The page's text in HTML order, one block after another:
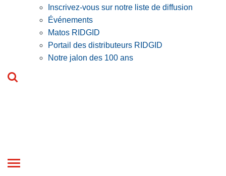
Inscrivez-vous sur notre liste de diffusion
Événements
Matos RIDGID
Portail des distributeurs RIDGID
Notre jalon des 100 ans
Toggle